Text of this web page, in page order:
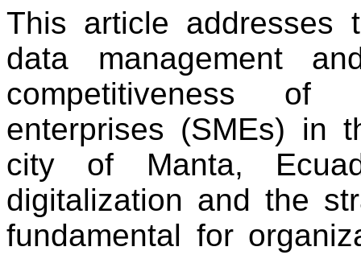
This article addresses
data management
competitiveness of
enterprises (SMEs) in
city of Manta,
digitalization and the
fundamental for